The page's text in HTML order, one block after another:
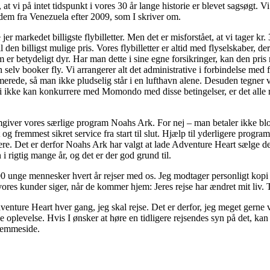
vi på intet tidspunkt i vores 30 år lange historie er blevet sagsøgt.
fra Venezuela efter 2009, som I skriver om.
markedet billigste flybilletter. Men det er misforstået, at vi tager
billigst mulige pris. Vores flybilletter er altid med flyselskaber,
er betydeligt dyr. Har man dette i sine egne forsikringer, kan den
booker fly. Vi arrangerer alt det administrative i forbindelse med
så man ikke pludselig står i en lufthavn alene. Desuden
kan konkurrere med Momondo med disse betingelser, er det
vores særlige program Noahs Ark. For nej – man betaler ikke
og fremmest sikret service fra start til slut. Hjælp til yderligere
Det er derfor Noahs Ark har valgt at lade Adventure Heart sælge
rigtig mange år, og det er der god grund til.
unge mennesker hvert år rejser med os. Jeg modtager personligt
kunder siger, når de kommer hjem: Jeres rejse har ændret mit liv.
Heart hver gang, jeg skal rejse. Det er derfor, jeg meget
oplevelse. Hvis I ønsker at høre en tidligere rejsendes syn på det,